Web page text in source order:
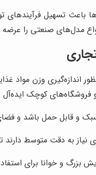
باعث تسهیل
مدل‌های صنعتی را
اندازه‌گیری وزن مواد
و فروشگاه‌های کوچک
و قابل حمل باشد و
به دقت متوسط دارند
بزرگ و خوانا برای